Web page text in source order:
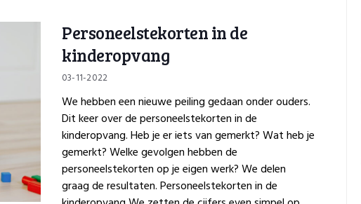
Personeelstekorten in de
kinderopvang
03-11-2022
We hebben een nieuwe peiling gedaan onder ouders.
Dit keer over de personeelstekorten in de
kinderopvang. Heb je er iets van gemerkt? Wat heb je
gemerkt? Welke gevolgen hebben de
personeelstekorten op je eigen werk? We delen
graag de resultaten. Personeelstekorten in de